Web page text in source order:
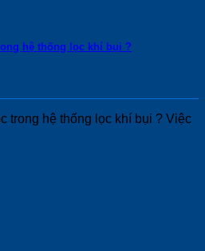
hệ thống lọc khí bụi ?
trong hệ thống lọc khí bụi ? Việc